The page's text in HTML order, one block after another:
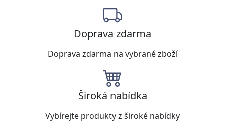
Doprava zdarma
Doprava zdarma na vybrané zboží
Široká nabídka
Vybírejte produkty z široké nabídky